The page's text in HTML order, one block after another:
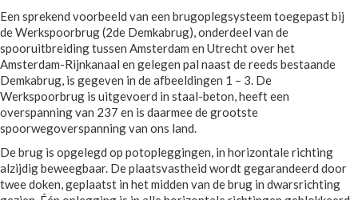
Een sprekend voorbeeld van een brugoplegsysteem toegepast bij
de Werkspoorbrug (2de Demkabrug), onderdeel van de
spooruitbreiding tussen Amsterdam en Utrecht over het
Amsterdam-Rijnkanaal en gelegen pal naast de reeds bestaande
Demkabrug, is gegeven in de afbeeldingen 1 – 3. De
Werkspoorbrug is uitgevoerd in staal-beton, heeft een
overspanning van 237 en is daarmee de grootste
spoorwegoverspanning van ons land.
De brug is opgelegd op potopleggingen, in horizontale richting
alzijdig beweegbaar. De plaatsvastheid wordt gegarandeerd door
twee doken, geplaatst in het midden van de brug in dwarsrichting